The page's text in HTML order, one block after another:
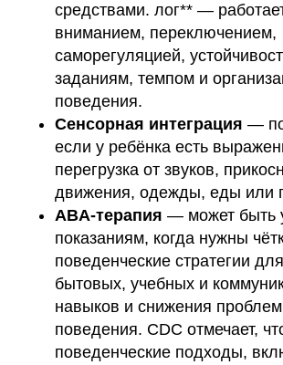
средствами. лог** —
вниманием, переключением,
саморегуляцией,
заданиям, темпом и
поведения.
Сенсорная интеграция —
если у ребёнка есть
перегрузка от звуков,
движения, одежды, еды или
ABA-терапия — может быть
показаниям, когда нужны
поведенческие стратегии
бытовых, учебных и
навыков и снижения
поведения. CDC отмечает,
поведенческие подходы,